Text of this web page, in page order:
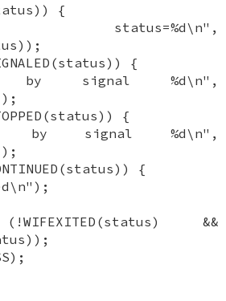
{
status=%d\n",
{
by signal %d\n",
{
by signal %d\n",
{
&&